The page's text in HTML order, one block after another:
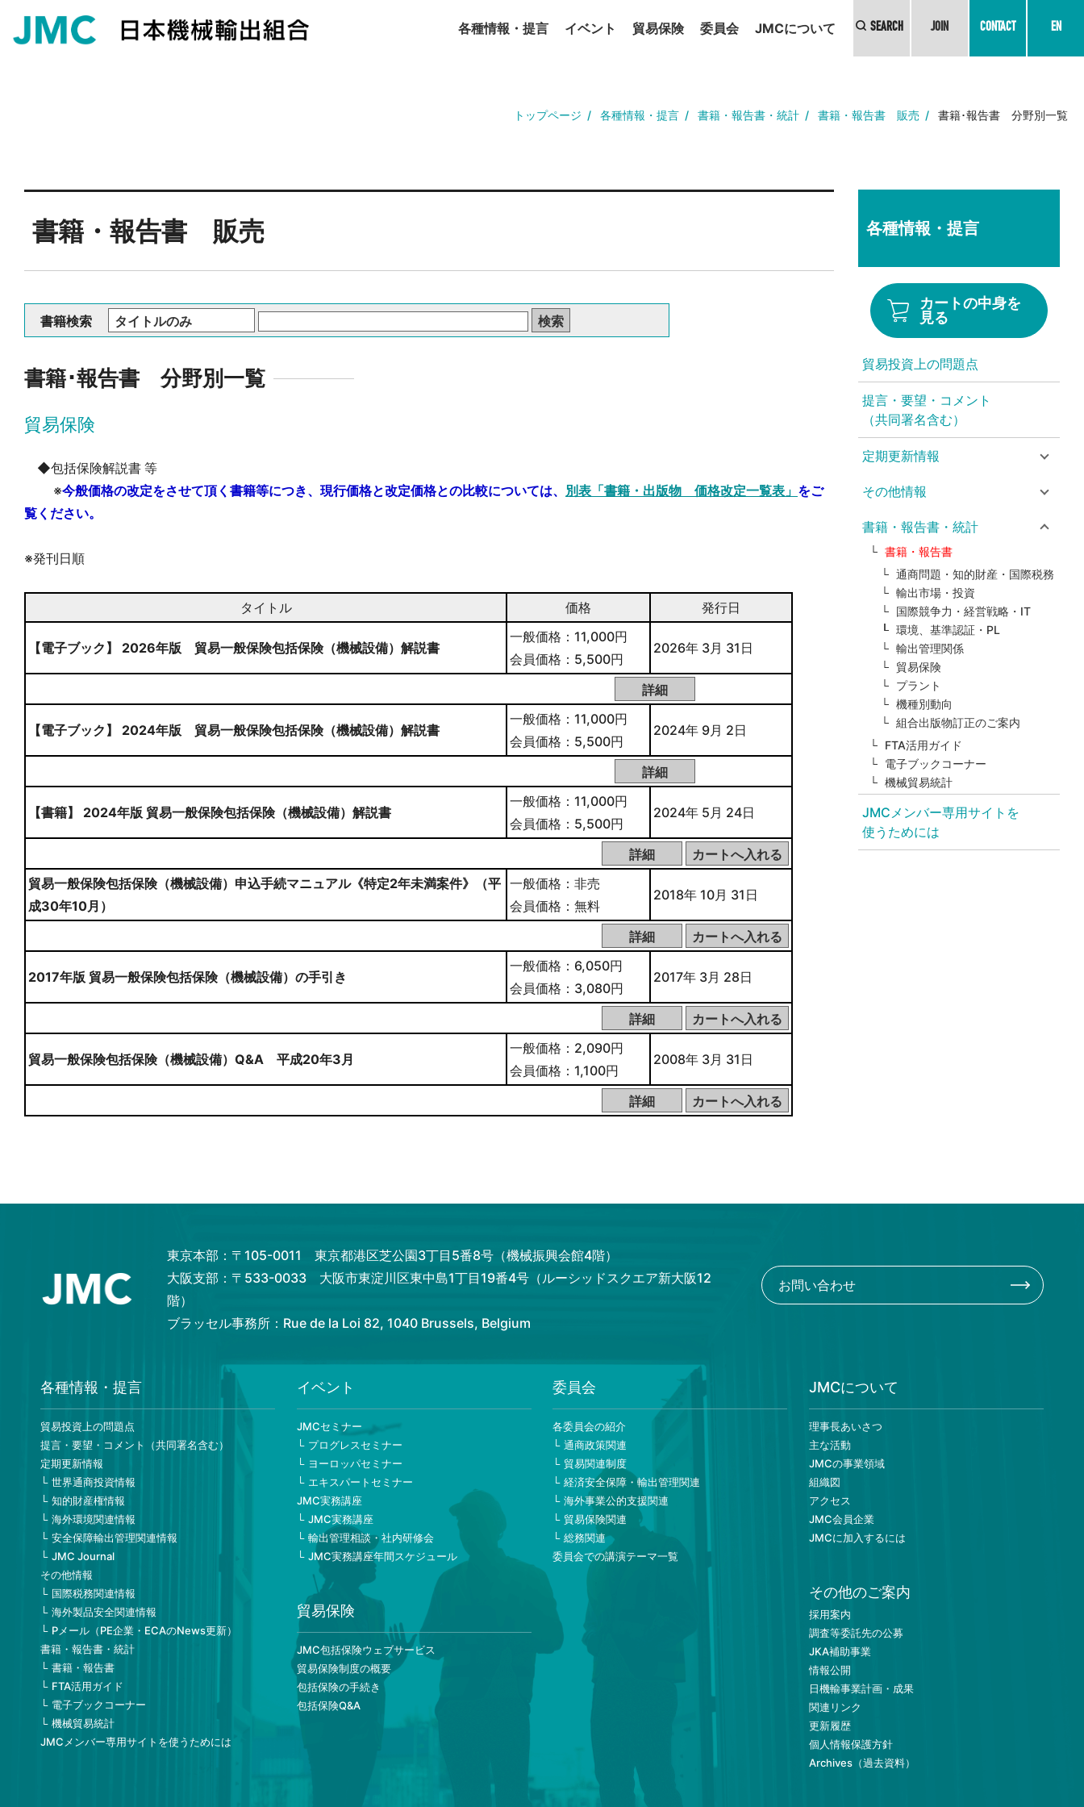
各種情報・提言 イベント 貿易保険 委員会 JMCについて SEARCH JOIN CONTACT EN
トップページ 各種情報・提言 書籍・報告書・統計 書籍・報告書 販売 書籍･報告書 分野別一覧
書籍・報告書 販売
書籍検索
書籍･報告書 分野別一覧
貿易保険
◆包括保険解説書 等
※今般価格の改定をさせて頂く書籍等につき、現行価格と改定価格との比較については、 別表「書籍・出版物 価格改定一覧表」 をご
覧ください。
※発刊日順
タイトル 価格 発行日
【電子ブック】 2026年版 貿易一般保険包括保険（機械設備）解説書
一般価格：11,000円
会員価格：5,500円
2026年 3月 31日
【電子ブック】 2024年版 貿易一般保険包括保険（機械設備）解説書
一般価格：11,000円
会員価格：5,500円
2024年 9月 2日
【書籍】 2024年版 貿易一般保険包括保険（機械設備）解説書
一般価格：11,000円
会員価格：5,500円
2024年 5月 24日
貿易一般保険包括保険（機械設備）申込手続マニュアル《特定2年未満案件》（平
成30年10月）
一般価格：非売
会員価格：無料
2018年 10月 31日
2017年版 貿易一般保険包括保険（機械設備）の手引き
一般価格：6,050円
会員価格：3,080円
2017年 3月 28日
貿易一般保険包括保険（機械設備）Q&A 平成20年3月
一般価格：2,090円
会員価格：1,100円
2008年 3月 31日
各種情報・提言
カートの中身を
見る
貿易投資上の問題点
提言・要望・コメント
（共同署名含む）
定期更新情報
その他情報
書籍・報告書・統計
書籍・報告書
通商問題・知的財産・国際税務
輸出市場・投資
国際競争力・経営戦略・IT
環境、基準認証・PL
輸出管理関係
貿易保険
プラント
機種別動向
組合出版物訂正のご案内
FTA活用ガイド
電子ブックコーナー
機械貿易統計
JMCメンバー専用サイトを
使うためには
東京本部：〒105-0011 東京都港区芝公園3丁目5番8号（機械振興会館4階）
大阪支部：〒533-0033 大阪市東淀川区東中島1丁目19番4号（ルーシッドスクエア新大阪12
階）
ブラッセル事務所：Rue de la Loi 82, 1040 Brussels, Belgium
お問い合わせ
各種情報・提言
貿易投資上の問題点
提言・要望・コメント（共同署名含む）
定期更新情報
世界通商投資情報
知的財産権情報
海外環境関連情報
安全保障輸出管理関連情報
JMC Journal
その他情報
国際税務関連情報
海外製品安全関連情報
Pメール（PE企業・ECAのNews更新）
書籍・報告書・統計
書籍・報告書
FTA活用ガイド
電子ブックコーナー
機械貿易統計
JMCメンバー専用サイトを使うためには
イベント
JMCセミナー
プログレスセミナー
ヨーロッパセミナー
エキスパートセミナー
JMC実務講座
JMC実務講座
輸出管理相談・社内研修会
JMC実務講座年間スケジュール
貿易保険
JMC包括保険ウェブサービス
貿易保険制度の概要
包括保険の手続き
包括保険Q&A
委員会
各委員会の紹介
通商政策関連
貿易関連制度
経済安全保障・輸出管理関連
海外事業公的支援関連
貿易保険関連
総務関連
委員会での講演テーマ一覧
JMCについて
理事長あいさつ
主な活動
JMCの事業領域
組織図
アクセス
JMC会員企業
JMCに加入するには
その他のご案内
採用案内
調査等委託先の公募
JKA補助事業
情報公開
日機輸事業計画・成果
関連リンク
更新履歴
個人情報保護方針
Archives（過去資料）